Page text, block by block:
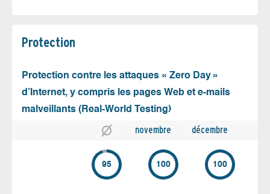
Protection
Protection contre les attaques « Zero Day »
d’Internet, y compris les pages Web et e-mails
malveillants (Real-World Testing)
novembre décembre
95 100 100